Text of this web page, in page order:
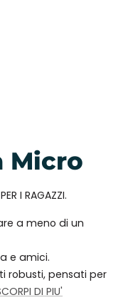
Micro
I RAGAZZI.
a meno di un
e amici.
robusti, pensati per
DI PIU'